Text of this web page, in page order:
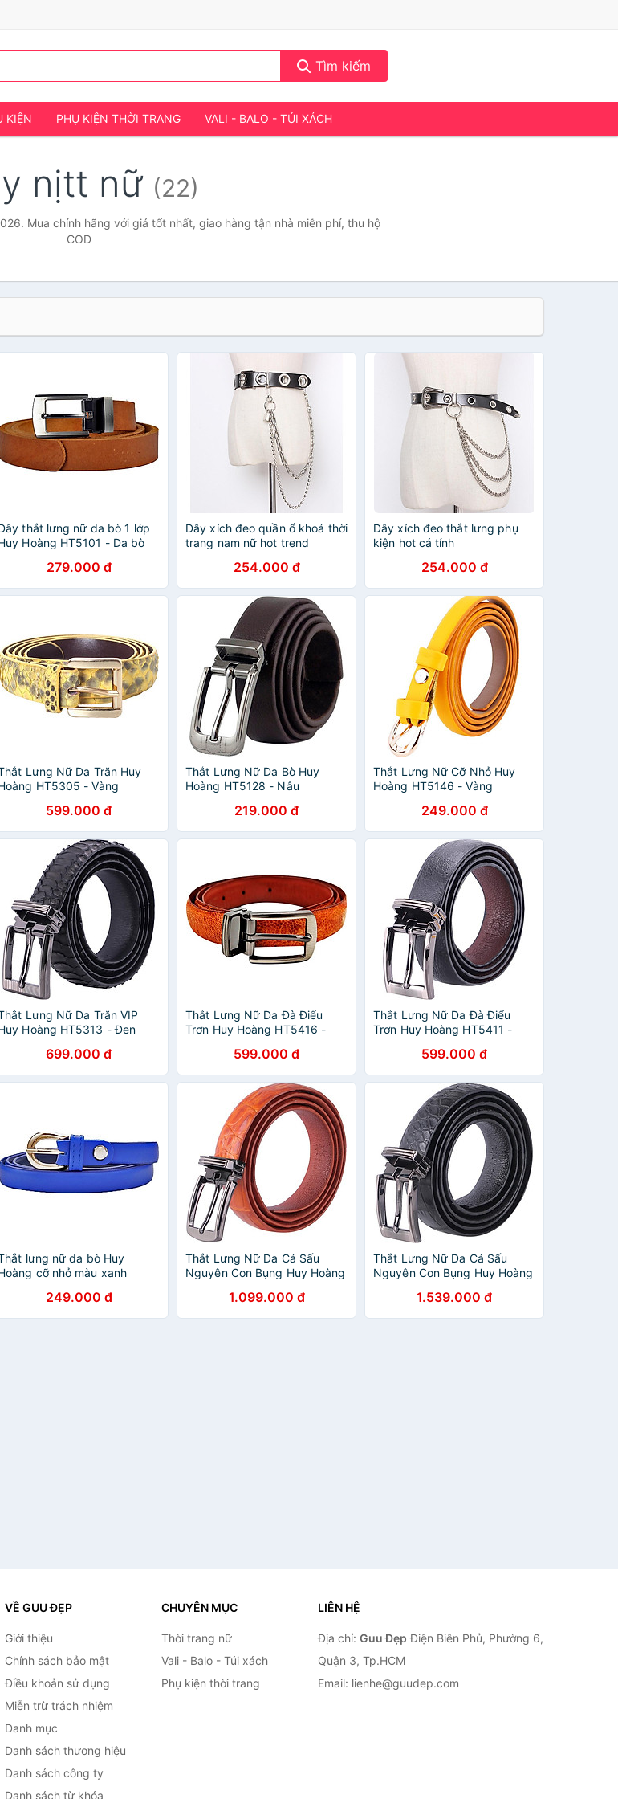
Tìm kiếm
KIỆN PHỤ KIỆN THỜI TRANG VALI - BALO - TÚI XÁCH
nịtt nữ (22)
Mua chính hãng với giá tốt nhất, giao hàng tận nhà miễn phí, thu hộ
COD
thắt lưng nữ da bò 1 lớp
Hoàng HT5101 - Da bò
279.000 đ
Dây xích đeo quần ổ khoá thời
trang nam nữ hot trend
254.000 đ
Dây xích đeo thắt lưng phụ
kiện hot cá tính
254.000 đ
Lưng Nữ Da Trăn Huy
HT5305 - Vàng
599.000 đ
Thắt Lưng Nữ Da Bò Huy
Hoàng HT5128 - Nâu
219.000 đ
Thắt Lưng Nữ Cỡ Nhỏ Huy
Hoàng HT5146 - Vàng
249.000 đ
Lưng Nữ Da Trăn VIP
Hoàng HT5313 - Đen
699.000 đ
Thắt Lưng Nữ Da Đà Điểu
Trơn Huy Hoàng HT5416 -
599.000 đ
Thắt Lưng Nữ Da Đà Điểu
Trơn Huy Hoàng HT5411 -
599.000 đ
lưng nữ da bò Huy
cỡ nhỏ màu xanh
249.000 đ
Thắt Lưng Nữ Da Cá Sấu
Nguyên Con Bụng Huy Hoàng
1.099.000 đ
Thắt Lưng Nữ Da Cá Sấu
Nguyên Con Bụng Huy Hoàng
1.539.000 đ
VỀ GUU ĐẸP
Giới thiệu
Chính sách bảo mật
Điều khoản sử dụng
Miễn trừ trách nhiệm
Danh mục
Danh sách thương hiệu
Danh sách công ty
Danh sách từ khóa
CHUYÊN MỤC
Thời trang nữ
Vali - Balo - Túi xách
Phụ kiện thời trang
LIÊN HỆ
Địa chỉ: Guu Đẹp Điện Biên Phủ, Phường 6,
Quận 3, Tp.HCM
Email: lienhe@guudep.com